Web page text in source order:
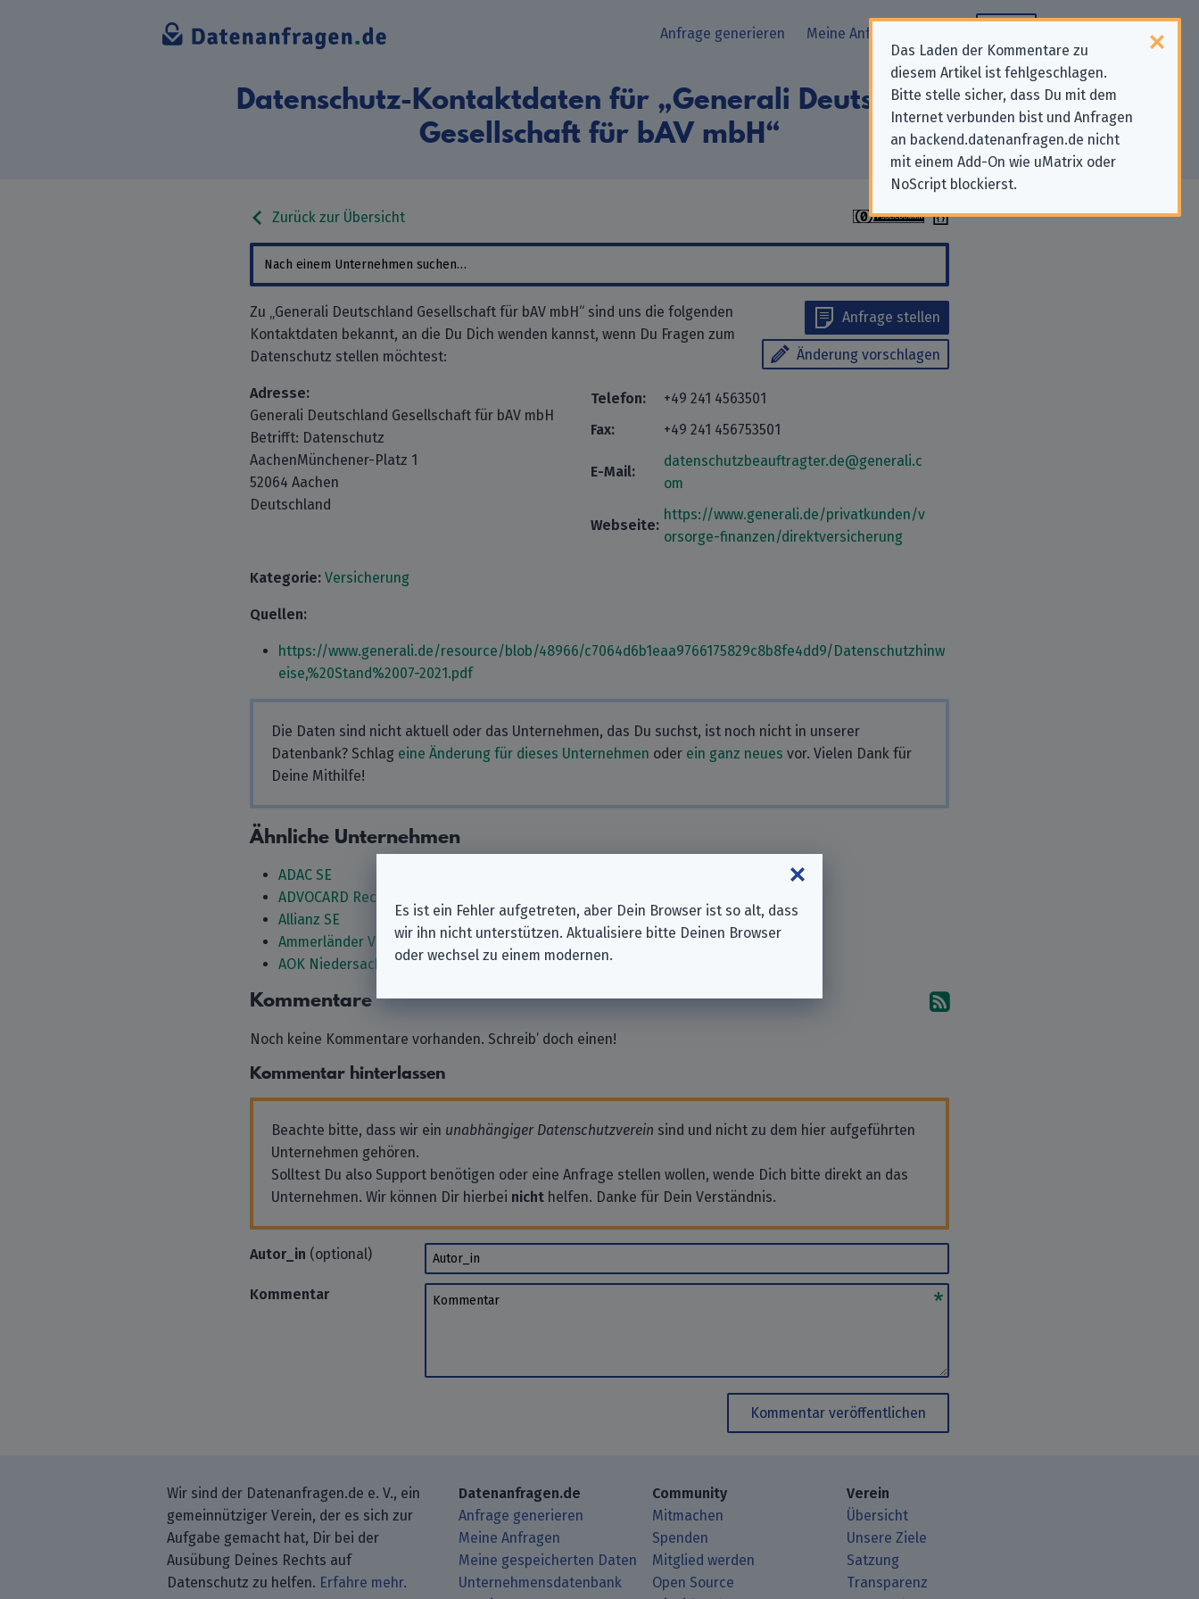
Das Laden der Kommentare zu
diesem Artikel ist fehlgeschlagen.
Bitte stelle sicher, dass Du mit dem
Internet verbunden bist und Anfragen
an backend.datenanfragen.de nicht
mit einem Add-On wie uMatrix oder
NoScript blockierst.
Anfrage generieren Meine Anfragen
Datenschutz-Kontaktdaten für „Generali Deutschland
Gesellschaft für bAV mbH“
Zurück zur Übersicht
Anfrage stellen
Änderung vorschlagen
Zu „Generali Deutschland Gesellschaft für bAV mbH“ sind uns die folgenden
Kontaktdaten bekannt, an die Du Dich wenden kannst, wenn Du Fragen zum
Datenschutz stellen möchtest:
Adresse:
Generali Deutschland Gesellschaft für bAV mbH
Betrifft: Datenschutz
AachenMünchener-Platz 1
52064 Aachen
Deutschland
Telefon:
+49 241 4563501
Fax:
+49 241 456753501
E-Mail:
datenschutzbeauftragter.de@generali.c
om
Webseite:
https://www.generali.de/privatkunden/v
orsorge-finanzen/direktversicherung
Kategorie: Versicherung
Quellen:
https://www.generali.de/resource/blob/48966/c7064d6b1eaa9766175829c8b8fe4dd9/Datenschutzhinw
eise,%20Stand%2007-2021.pdf
Die Daten sind nicht aktuell oder das Unternehmen, das Du suchst, ist noch nicht in unserer
Datenbank? Schlag eine Änderung für dieses Unternehmen oder ein ganz neues vor. Vielen Dank für
Deine Mithilfe!
Ähnliche Unternehmen
ADAC SE
ADVOCARD Rechtsschutzversicherung AG
Allianz SE
Ammerländer Versicherung VVaG
AOK Niedersachsen
Kommentare Abonniere die
Noch keine Kommentare vorhanden. Schreib’ doch einen!
Kommentar hinterlassen
Beachte bitte, dass wir ein unabhängiger Datenschutzverein sind und nicht zu dem hier aufgeführten
Unternehmen gehören.
Solltest Du also Support benötigen oder eine Anfrage stellen wollen, wende Dich bitte direkt an das
Unternehmen. Wir können Dir hierbei nicht helfen. Danke für Dein Verständnis.
Autor_in (optional) Autor_in
Kommentar Kommentar
Kommentar veröffentlichen
Wir sind der Datenanfragen.de e. V., ein
gemeinnütziger Verein, der es sich zur
Aufgabe gemacht hat, Dir bei der
Ausübung Deines Rechts auf
Datenschutz zu helfen. Erfahre mehr.
Datenanfragen.de
Anfrage generieren
Meine Anfragen
Meine gespeicherten Daten
Unternehmensdatenbank
Community
Mitmachen
Spenden
Mitglied werden
Open Source
Verein
Übersicht
Unsere Ziele
Satzung
Transparenz
Es ist ein Fehler aufgetreten, aber Dein Browser ist so alt, dass
wir ihn nicht unterstützen. Aktualisiere bitte Deinen Browser
oder wechsel zu einem modernen.